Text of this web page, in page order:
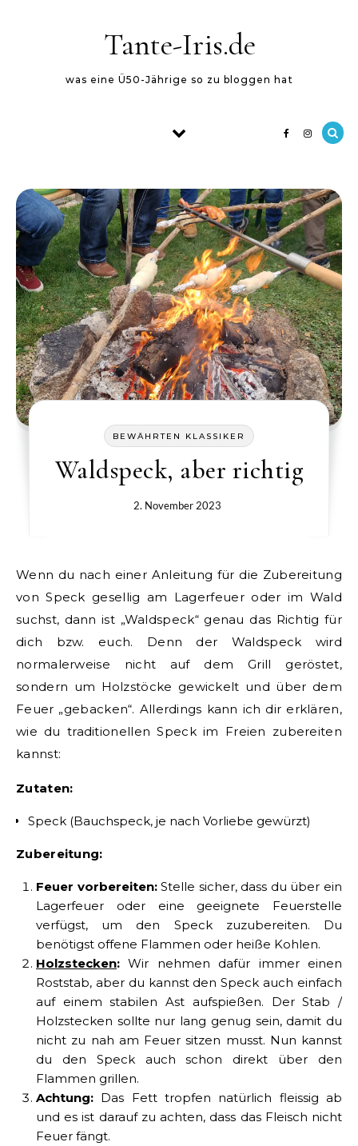
Tante-Iris.de
was eine Ü50-Jährige so zu bloggen hat
BEWÄHRTEN KLASSIKER
Waldspeck, aber richtig
2. November 2023
Wenn du nach einer Anleitung für die Zubereitung
von Speck gesellig am Lagerfeuer oder im Wald
suchst, dann ist „Waldspeck“ genau das Richtig für
dich bzw. euch. Denn der Waldspeck wird
normalerweise nicht auf dem Grill geröstet,
sondern um Holzstöcke gewickelt und über dem
Feuer „gebacken“. Allerdings kann ich dir erklären,
wie du traditionellen Speck im Freien zubereiten
kannst:
Zutaten:
Speck (Bauchspeck, je nach Vorliebe gewürzt)
Zubereitung:
Feuer vorbereiten:Stelle sicher, dass du über ein
Lagerfeuer oder eine geeignete Feuerstelle
verfügst, um den Speck zuzubereiten. Du
benötigst offene Flammen oder heiße Kohlen.
Holzstecken: Wir nehmen dafür immer einen
Roststab, aber du kannst den Speck auch einfach
auf einem stabilen Ast aufspießen. Der Stab /
Holzstecken sollte nur lang genug sein, damit du
nicht zu nah am Feuer sitzen musst. Nun kannst
du den Speck auch schon direkt über den
Flammen grillen.
Achtung: Das Fett tropfen natürlich fleissig ab
und es ist darauf zu achten, dass das Fleisch nicht
Feuer fängt.